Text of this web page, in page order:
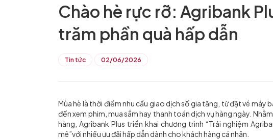
Chào hè rực rỡ: Agribank
trăm phần quà hấp dẫn
Tin tức 02/06/2026
Mùa hè là thời điểm nhu cầu giao dịch số gia tăng, từ đặt vé máy
đến xem phim, mua sắm hay thanh toán dịch vụ hàng ngày.
hàng, Agribank Plus triển khai chương trình “Trải nghiệm
mê”với nhiều ưu đãi hấp dẫn dành cho khách hàng cá nhân.